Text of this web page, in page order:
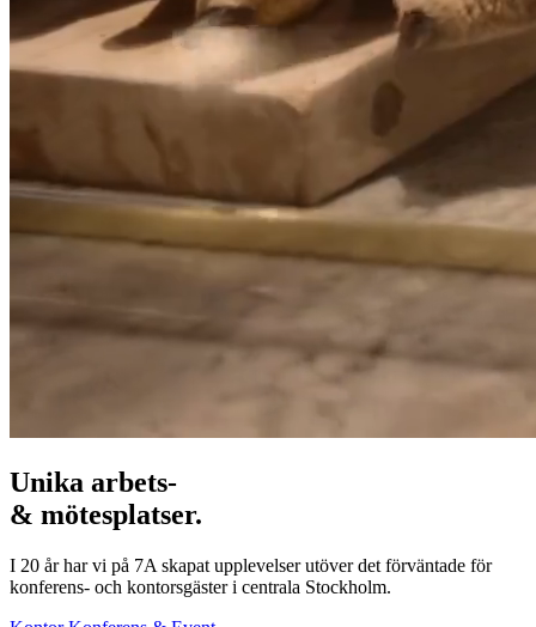
Unika arbets-
& mötesplatser.
I 20 år har vi på 7A skapat upplevelser utöver det förväntade för
konferens- och kontorsgäster i centrala Stockholm.